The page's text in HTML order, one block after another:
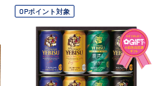
OPポイント対象